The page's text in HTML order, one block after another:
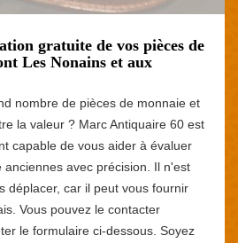
gratuite de vos pièces de
Les Nonains et aux
nombre de pièces de monnaie et
la valeur ? Marc Antiquaire 60 est
capable de vous aider à évaluer
anciennes avec précision. Il n'est
déplacer, car il peut vous fournir
Vous pouvez le contacter
le formulaire ci-dessous. Soyez